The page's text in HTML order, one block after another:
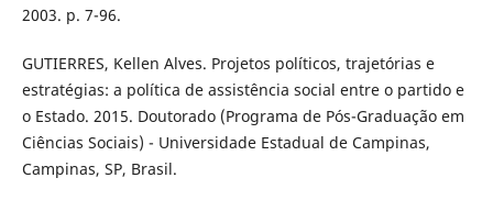
2003. p. 7-96.
GUTIERRES, Kellen Alves. Projetos políticos, trajetórias e
estratégias: a política de assistência social entre o partido e
o Estado. 2015. Doutorado (Programa de Pós-Graduação em
Ciências Sociais) - Universidade Estadual de Campinas,
Campinas, SP, Brasil.